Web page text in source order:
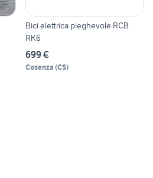
Bici elettrica pieghevole RCB
RK6
699 €
Cosenza (CS)